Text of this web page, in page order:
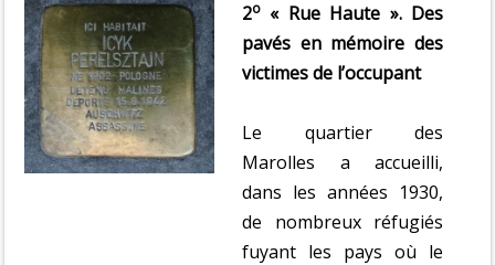
2o « Rue Haute ». Des
pavés en mémoire des
victimes de l’occupant
Le quartier des
Marolles a accueilli,
dans les années 1930,
de nombreux réfugiés
fuyant les pays où le